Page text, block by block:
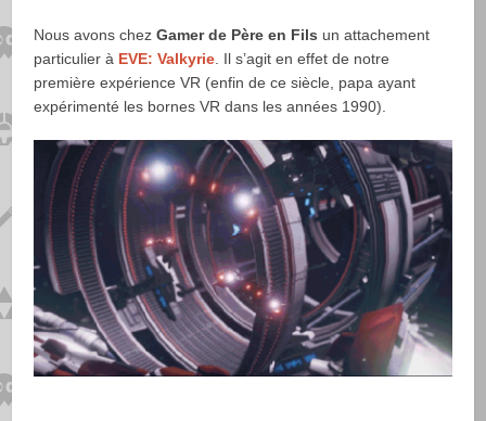
Nous avons chezGamer de Père en Fils un attachement
particulier à EVE: Valkyrie. Il s’agit en effet de notre
première expérience VR (enfin de ce siècle, papa ayant
expérimenté les bornes VR dans les années 1990).